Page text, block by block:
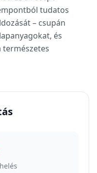
tudatos
– csupán
és
természetes